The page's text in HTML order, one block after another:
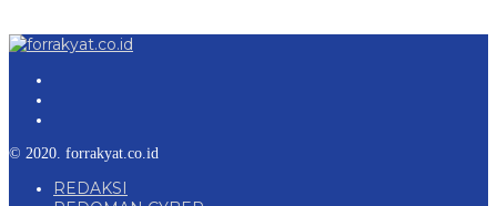
© 2020. forrakyat.co.id
REDAKSI